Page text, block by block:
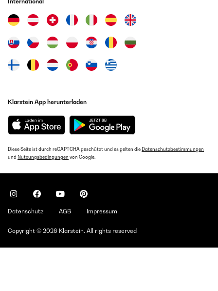
Klarstein App herunterladen
Diese Seite ist durch reCAPTCHA geschützt und es gelten die Datenschutzbestimmungen
und Nutzungsbedingungen von Google.
Datenschutz AGB Impressum
Copyright © 2026 Klarstein. All rights reserved